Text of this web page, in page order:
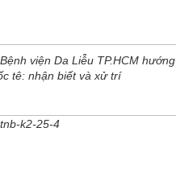
viện Da Liễu TP.HCM
tê: nhận biết và xử trí